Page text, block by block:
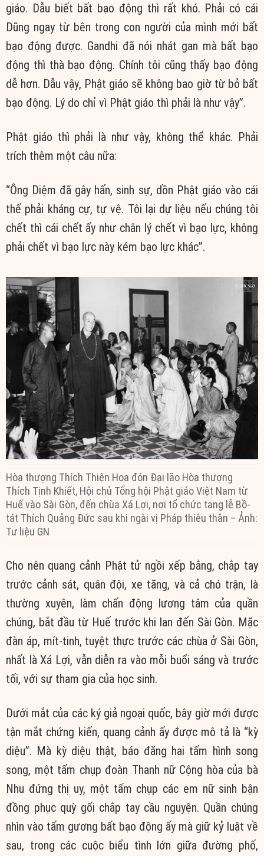
giáo. Dẫu biết bất bạo động thì rất khó. Phải có cái
Dũng ngay từ bên trong con người của mình mới bất
bạo động được. Gandhi đã nói nhát gan mà bất bạo
động thì thà bạo động. Chính tôi cũng thấy bạo động
dễ hơn. Dẫu vậy, Phật giáo sẽ không bao giờ từ bỏ bất
bạo động. Lý do chỉ vì Phật giáo thì phải là như vậy”.
Phật giáo thì phải là như vậy, không thể khác. Phải
trích thêm một câu nữa:
“Ông Diệm đã gây hấn, sinh sự, dồn Phật giáo vào cái
thế phải kháng cự, tự vệ. Tôi lại dự liệu nếu chúng tôi
chết thì cái chết ấy như chân lý chết vì bạo lực, không
phải chết vì bạo lực này kém bạo lực khác”.
Hòa thượng Thích Thiện Hoa đón Đại lão Hòa thượng
Thích Tịnh Khiết, Hội chủ Tổng hội Phật giáo Việt Nam từ
Huế vào Sài Gòn, đến chùa Xá Lợi, nơi tổ chức tang lễ Bồ-
tát Thích Quảng Đức sau khi ngài vị Pháp thiêu thân – Ảnh:
Tư liệu GN
Cho nên quang cảnh Phật tử ngồi xếp bằng, chắp tay
trước cảnh sát, quân đội, xe tăng, và cả chó trận, là
thường xuyên, làm chấn động lương tâm của quần
chúng, bắt đầu từ Huế trước khi lan đến Sài Gòn. Mặc
đàn áp, mít-tinh, tuyệt thực trước các chùa ở Sài Gòn,
nhất là Xá Lợi, vẫn diễn ra vào mỗi buổi sáng và trước
tối, với sự tham gia của học sinh.
Dưới mắt của các ký giả ngoại quốc, bây giờ mới được
tận mắt chứng kiến, quang cảnh ấy được mô tả là “kỳ
diệu”. Mà kỳ diệu thật, báo đăng hai tấm hình song
song, một tấm chụp đoàn Thanh nữ Cộng hòa của bà
Nhu đứng thị uy, một tấm chụp các em nữ sinh bận
đồng phục quỳ gối chắp tay cầu nguyện. Quần chúng
nhìn vào tấm gương bất bạo động ấy mà giữ kỷ luật về
sau, trong các cuộc biểu tình lớn giữa đường phố,